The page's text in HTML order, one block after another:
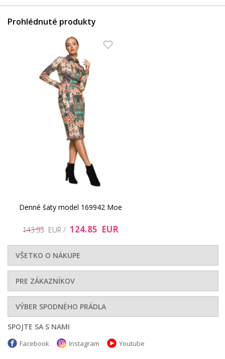
Prohlédnuté produkty
Denné šaty model 169942 Moe
143.93 EUR / 124.85 EUR
VŠETKO O NÁKUPE
PRE ZÁKAZNÍKOV
VÝBER SPODNÉHO PRÁDLA
SPOJTE SA S NAMI
Facebook Instagram Youtube